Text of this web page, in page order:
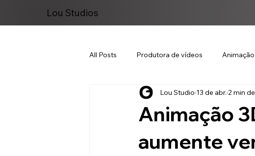
Lou Studios
All Posts Produtora de vídeos
Marketing Digital
Animação
aumente
Lou Studio 13 de abr. 2 min